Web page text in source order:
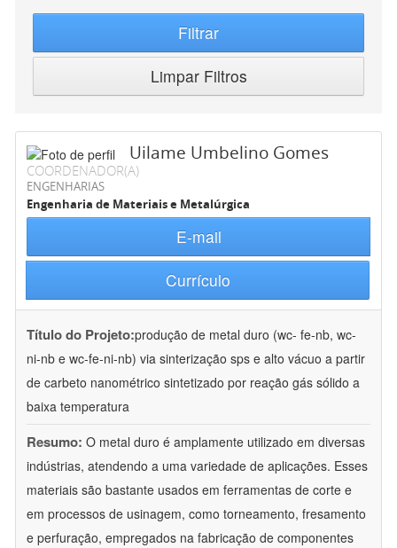
Filtrar
Limpar Filtros
Uilame Umbelino Gomes
COORDENADOR(A)
ENGENHARIAS
Engenharia de Materiais e Metalúrgica
E-mail
Currículo
Título do Projeto:produção de metal duro (wc- fe-nb, wc-
ni-nb e wc-fe-ni-nb) via sinterização sps e alto vácuo a partir
de carbeto nanométrico sintetizado por reação gás sólido a
baixa temperatura
Resumo: O metal duro é amplamente utilizado em diversas
indústrias, atendendo a uma variedade de aplicações. Esses
materiais são bastante usados em ferramentas de corte e
em processos de usinagem, como torneamento, fresamento
e perfuração, empregados na fabricação de componentes